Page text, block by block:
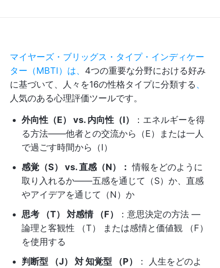
マイヤーズ・ブリッグス・タイプ・インディケー
ター（MBTI）は、 4つの重要な分野における好み
に基づいて、人々を16の性格タイプに分類する、
人気のある心理評価ツールです。
外向性（E） vs. 内向性（I）
：エネルギーを得
る方法——他者との交流から（E）または一人
で過ごす時間から（I）
感覚（S） vs. 直感（N）： 情報をどのように
取り入れるか——五感を通じて（S）か、直感
やアイデアを通じて（N）か
思考 （T） 対感情 （F）
：意思決定の方法 —
論理と客観性 （T） または感情と価値観 （F）
を使用する
判断型 （J） 対 知覚型 （P）
： 人生をどのよ